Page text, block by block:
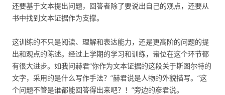
还要基于文本提出问题，回答者除了要说出自己的观点，还要从
书中找到文本证据作为支撑。
这训练的不只是阅读、理解和表达能力，还是更高阶的问题的提
出和观点的陈述。经过上学期的学习和训练，诸位在这个环节都
有很大进步。如我问赫君“你作为文本证据的这段关于斯图尔特的
文字，采用的是什么写作手法？”赫君说是人物的外貌描写。“这
个问题不管是谁都能回答得出来吧？！”旁边的彦君说。